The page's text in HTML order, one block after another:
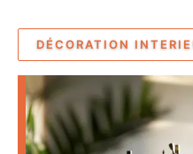
DÉCORATION